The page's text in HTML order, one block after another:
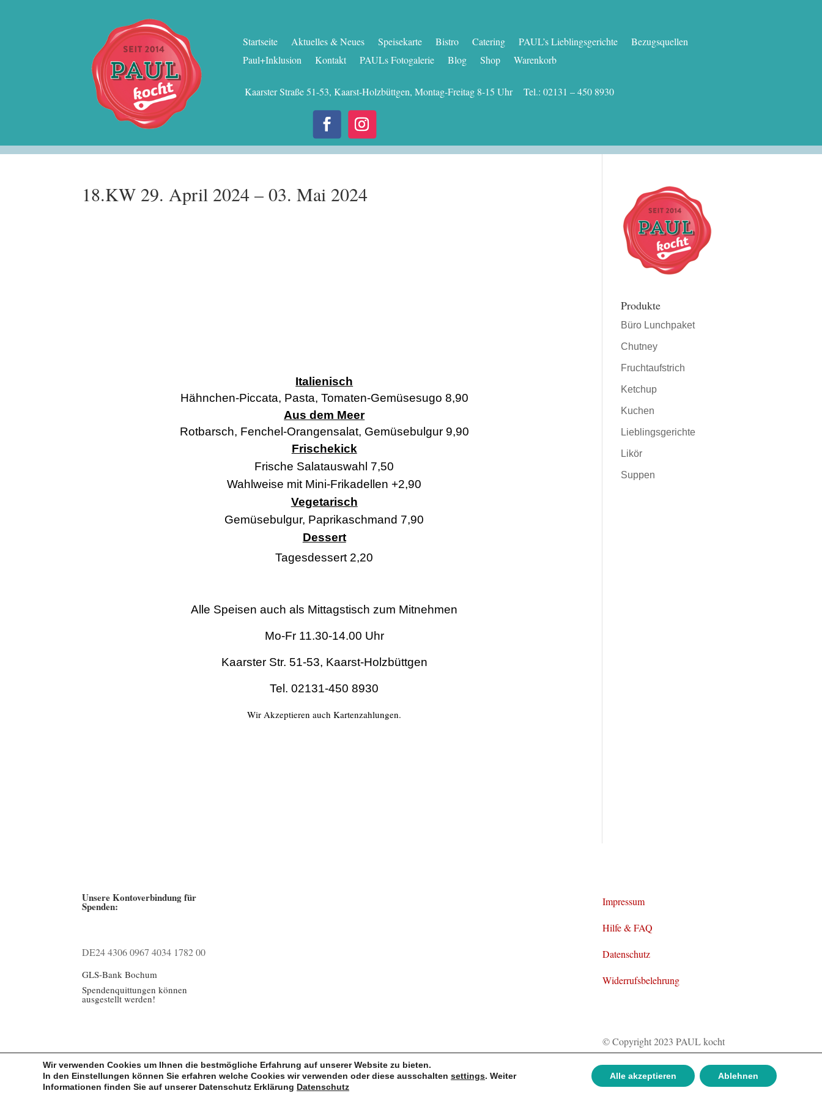
Startseite Aktuelles & Neues Speisekarte Bistro Catering PAUL’s Lieblingsgerichte
Bezugsquellen
Paul+Inklusion
Kontakt PAULs Fotogalerie Blog Shop Warenkorb
Kaarster Straße 51-53, Kaarst-Holzbüttgen, Montag-Freitag 8-15 Uhr Tel.: 02131 – 450 8930
18.KW 29. April 2024 – 03. Mai 2024
Italienisch
Hähnchen-Piccata, Pasta, Tomaten-Gemüsesugo 8,90
Aus dem Meer
Rotbarsch, Fenchel-Orangensalat, Gemüsebulgur 9,90
Frischekick
Frische Salatauswahl 7,50
Wahlweise mit Mini-Frikadellen +2,90
Vegetarisch
Gemüsebulgur, Paprikaschmand 7,90
Dessert
Tagesdessert 2,20
Alle Speisen auch als Mittagstisch zum Mitnehmen
Mo-Fr 11.30-14.00 Uhr
Kaarster Str. 51-53, Kaarst-Holzbüttgen
Tel. 02131-450 8930
Wir Akzeptieren auch Kartenzahlungen.
Produkte
Büro Lunchpaket
Chutney
Fruchtaufstrich
Ketchup
Kuchen
Lieblingsgerichte
Likör
Suppen
Unsere Kontoverbindung für
Spenden:
DE24 4306 0967 4034 1782 00
GLS-Bank Bochum
Spendenquittungen können
ausgestellt werden!
Impressum
Hilfe & FAQ
Datenschutz
Widerrufsbelehrung
© Copyright 2023 PAUL kocht
gGmbH
Tel.: 02131 – 450 8930
Wir verwenden Cookies um Ihnen die bestmögliche Erfahrung auf unserer Website zu bieten.
In den Einstellungen können Sie erfahren welche Cookies wir verwenden oder diese ausschalten settings. Weiter
Informationen finden Sie auf unserer Datenschutz Erklärung Datenschutz
Alle akzeptieren Ablehnen